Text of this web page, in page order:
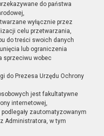
do państwa
wyłącznie przez
celu przetwarzania,
do treści swoich danych
lub ograniczenia
sprzeciwu wobec
do Prezesa Urzędu Ochrony
jest fakultatywne
internetowej,
zautomatyzowanym
Administratora, w tym